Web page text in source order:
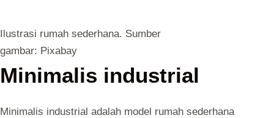
Ilustrasi rumah sederhana. Sumber
gambar: Pixabay
Minimalis industrial
Minimalis industrial adalah model rumah sederhana